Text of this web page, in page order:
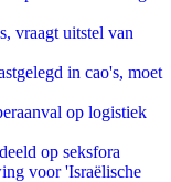
vraagt uitstel van
in cao's, moet
op logistiek
op seksfora
voor 'Israëlische